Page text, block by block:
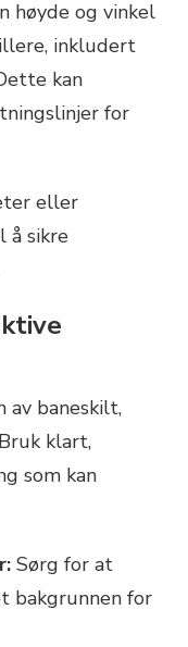
høyde og vinkel
inkludert
kan
for
eller
å sikre
av baneskilt,
klart,
som kan
Sørg for at
bakgrunnen for